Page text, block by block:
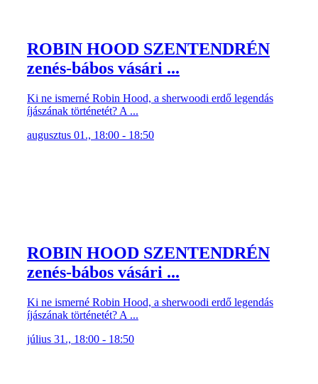
ROBIN HOOD SZENTENDRÉN
zenés-bábos vásári ...
Ki ne ismerné Robin Hood, a sherwoodi erdő legendás
íjászának történetét? A ...
augusztus 01., 18:00 - 18:50
ROBIN HOOD SZENTENDRÉN
zenés-bábos vásári ...
Ki ne ismerné Robin Hood, a sherwoodi erdő legendás
íjászának történetét? A ...
július 31., 18:00 - 18:50